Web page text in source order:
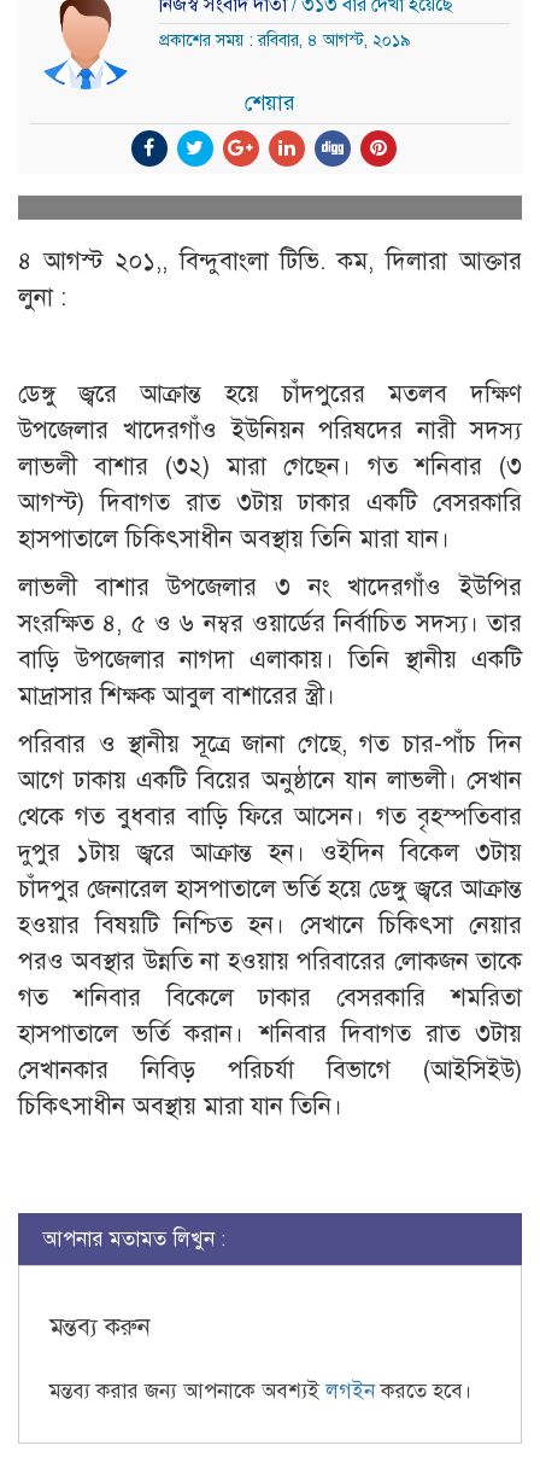
নিজস্ব সংবাদ দাতা/ ৩১৩ বার দেখা হয়েছে
প্রকাশের সময় : রবিবার, ৪ আগস্ট, ২০১৯
শেয়ার
৪ আগস্ট ২০১,, বিন্দুবাংলা টিভি. কম, দিলারা আক্তার
লুনা :
ডেঙ্গু জ্বরে আক্রান্ত হয়ে চাঁদপুরের মতলব দক্ষিণ
উপজেলার খাদেরগাঁও ইউনিয়ন পরিষদের নারী সদস্য
লাভলী বাশার (৩২) মারা গেছেন। গত শনিবার (৩
আগস্ট) দিবাগত রাত ৩টায় ঢাকার একটি বেসরকারি
হাসপাতালে চিকিৎসাধীন অবস্থায় তিনি মারা যান।
লাভলী বাশার উপজেলার ৩ নং খাদেরগাঁও ইউপির
সংরক্ষিত ৪, ৫ ও ৬ নম্বর ওয়ার্ডের নির্বাচিত সদস্য। তার
বাড়ি উপজেলার নাগদা এলাকায়। তিনি স্থানীয় একটি
মাদ্রাসার শিক্ষক আবুল বাশারের স্ত্রী।
পরিবার ও স্থানীয় সূত্রে জানা গেছে, গত চার-পাঁচ দিন
আগে ঢাকায় একটি বিয়ের অনুষ্ঠানে যান লাভলী। সেখান
থেকে গত বুধবার বাড়ি ফিরে আসেন। গত বৃহস্পতিবার
দুপুর ১টায় জ্বরে আক্রান্ত হন। ওইদিন বিকেল ৩টায়
চাঁদপুর জেনারেল হাসপাতালে ভর্তি হয়ে ডেঙ্গু জ্বরে আক্রান্ত
হওয়ার বিষয়টি নিশ্চিত হন। সেখানে চিকিৎসা নেয়ার
পরও অবস্থার উন্নতি না হওয়ায় পরিবারের লোকজন তাকে
গত শনিবার বিকেলে ঢাকার বেসরকারি শমরিতা
হাসপাতালে ভর্তি করান। শনিবার দিবাগত রাত ৩টায়
সেখানকার নিবিড় পরিচর্যা বিভাগে (আইসিইউ)
চিকিৎসাধীন অবস্থায় মারা যান তিনি।
আপনার মতামত লিখুন :
মন্তব্য করুন
মন্তব্য করার জন্য আপনাকে অবশ্যইলগইনকরতে হবে।